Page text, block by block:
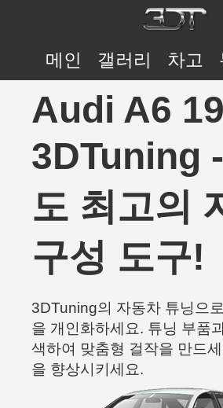
메인 갤러리 차고
Audi A6
3DTuning
도 최고의
구성 도구!
3DTuning의 자동차 튜닝으
을 개인화하세요. 튜닝 부품
색하여 맞춤형 걸작을 만드
을 향상시키세요.